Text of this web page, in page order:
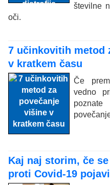
številne
oči.
7 učinkovitih metod
v kratkem času
Če
vedno
Kaj naj storim, če
proti Covid-19